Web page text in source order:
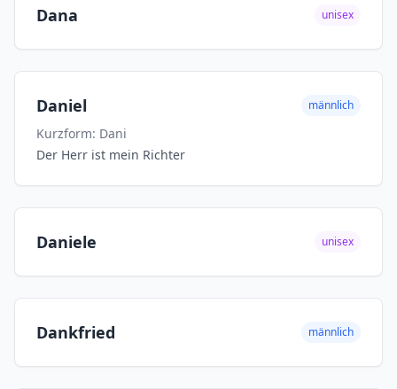
Dana unisex
Daniel männlich
Kurzform: Dani
Der Herr ist mein Richter
Daniele unisex
Dankfried männlich